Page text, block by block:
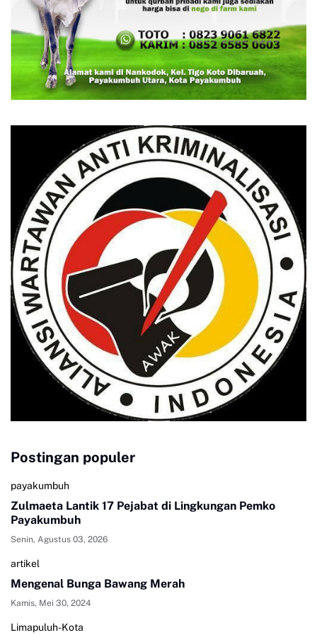
Postingan populer
payakumbuh
Zulmaeta Lantik 17 Pejabat di Lingkungan Pemko
Payakumbuh
Senin, Agustus 03, 2026
artikel
Mengenal Bunga Bawang Merah
Kamis, Mei 30, 2024
Limapuluh-Kota